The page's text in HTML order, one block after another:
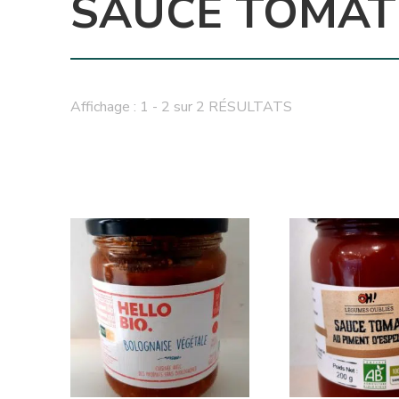
SAUCE
Affichage : 1 - 2 sur 2 RÉSULTATS